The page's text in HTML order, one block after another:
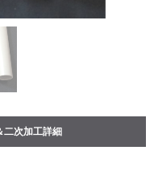
次加工詳細